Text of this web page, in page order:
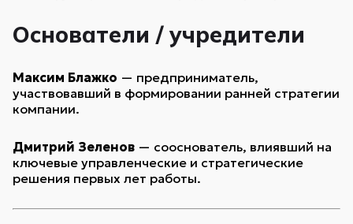
Основатели / учредители
Максим Блажко — предприниматель,
участвовавший в формировании ранней стратегии
компании.
Дмитрий Зеленов — сооснователь, влиявший на
ключевые управленческие и стратегические
решения первых лет работы.